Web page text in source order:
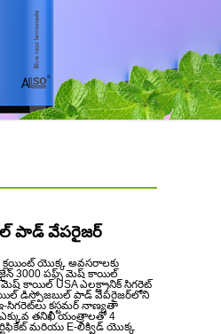
పాడ్ వేపరైజర్
క్లయింట్ యొక్క అవసరాలకు
3000 పఫ్స్ మెష్ కాయిల్
కాయిల్ USA ఎలక్ట్రానిక్ సిగరెట్
డిస్పోజబుల్ పాడ్ వేపరైజర్‌లోని
కస్టమర్ నాణ్యతా
తనిఖీ యంత్రాలతో 4
మరియు E-లిక్విడ్ యొక్క